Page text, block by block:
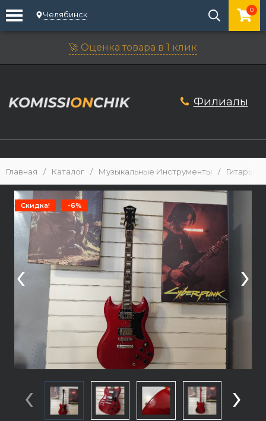
Челябинск 0
🚀 Оценка товара в 1 клик
Филиалы
Главная / Каталог / Музыкальные Инструменты / Гитары
Скидка! -6%
‹ ›
‹ ›